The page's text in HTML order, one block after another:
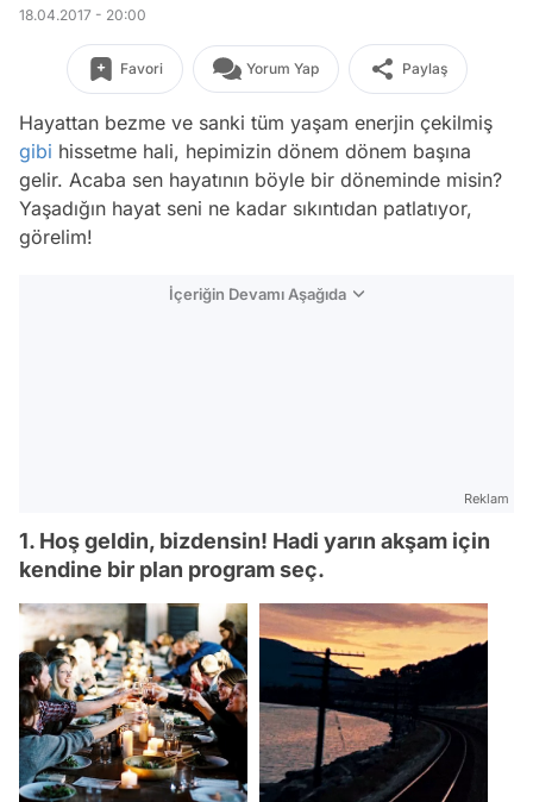
18.04.2017 - 20:00
Favori Yorum Yap Paylaş
Hayattan bezme ve sanki tüm yaşam enerjin çekilmiş
gibi hissetme hali, hepimizin dönem dönem başına
gelir. Acaba sen hayatının böyle bir döneminde misin?
Yaşadığın hayat seni ne kadar sıkıntıdan patlatıyor,
görelim!
İçeriğin Devamı Aşağıda
Reklam
1. Hoş geldin, bizdensin! Hadi yarın akşam için
kendine bir plan program seç.